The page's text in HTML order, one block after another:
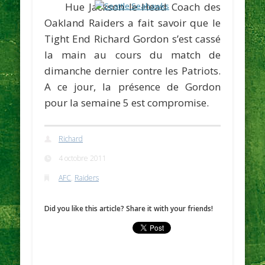
Hue Jacksonle Head Coach des
Oakland Raiders a fait savoir que le
Tight End Richard Gordon s’est cassé
la main au cours du match de
dimanche dernier contre les Patriots.
A ce jour, la présence de Gordon
pour la semaine 5 est compromise.
Richard
4 octobre 2011
AFC, Raiders
Did you like this article? Share it with your friends!